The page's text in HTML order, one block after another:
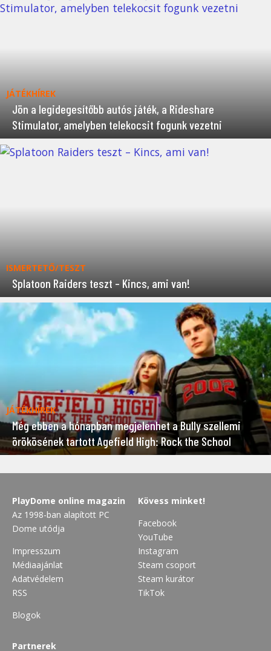
JÁTÉKHÍREK
Jön a legidegesítőbb autós játék, a Rideshare
Stimulator, amelyben telekocsit fogunk vezetni
ISMERTETŐ/TESZT
Splatoon Raiders teszt – Kincs, ami van!
JÁTÉKHÍREK
Még ebben a hónapban megjelenhet a Bully szellemi
örökösének tartott Agefield High: Rock the School
PlayDome online magazin
Az 1998-ban alapított PC
Dome utódja
Impresszum
Médiaajánlat
Adatvédelem
RSS
Blogok
Kövess minket!
Facebook
YouTube
Instagram
Steam csoport
Steam kurátor
TikTok
Partnerek